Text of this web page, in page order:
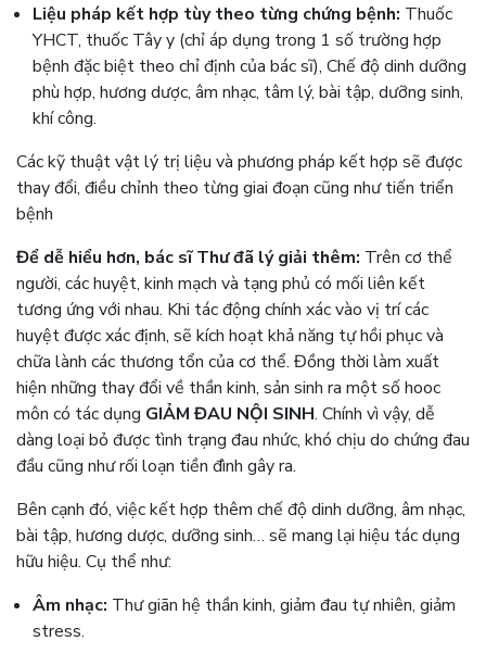
Liệu pháp kết hợp tùy theo từng chứng bệnh: Thuốc
YHCT, thuốc Tây y (chỉ áp dụng trong 1 số trường hợp
bệnh đặc biệt theo chỉ định của bác sĩ), Chế độ dinh dưỡng
phù hợp, hương dược, âm nhạc, tâm lý, bài tập, dưỡng sinh,
khí công.
Các kỹ thuật vật lý trị liệu và phương pháp kết hợp sẽ được
thay đổi, điều chỉnh theo từng giai đoạn cũng như tiến triển
bệnh
Để dễ hiểu hơn, bác sĩ Thư đã lý giải thêm: Trên cơ thể
người, các huyệt, kinh mạch và tạng phủ có mối liên kết
tương ứng với nhau. Khi tác động chính xác vào vị trí các
huyệt được xác định, sẽ kích hoạt khả năng tự hồi phục và
chữa lành các thương tổn của cơ thể. Đồng thời làm xuất
hiện những thay đổi về thần kinh, sản sinh ra một số hooc
môn có tác dụng GIẢM ĐAU NỘI SINH. Chính vì vậy, dễ
dàng loại bỏ được tình trạng đau nhức, khó chịu do chứng đau
đầu cũng như rối loạn tiền đình gây ra.
Bên cạnh đó, việc kết hợp thêm chế độ dinh dưỡng, âm nhạc,
bài tập, hương dược, dưỡng sinh… sẽ mang lại hiệu tác dụng
hữu hiệu. Cụ thể như:
Âm nhạc: Thư giãn hệ thần kinh, giảm đau tự nhiên, giảm
stress.